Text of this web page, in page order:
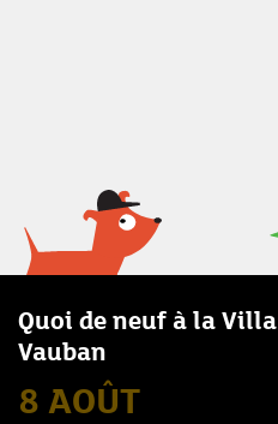
Quoi de neuf à la Villa
Vauban
8 AOÛT